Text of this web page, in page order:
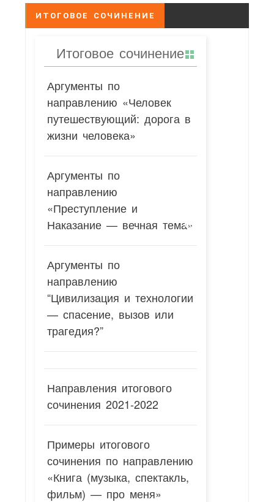
ИТОГОВОЕ СОЧИНЕНИЕ
Итоговое сочинение
Аргументы по
направлению «Человек
путешествующий: дорога в
жизни человека»
Аргументы по
направлению
«Преступление и
Наказание — вечная тема»
Аргументы по
направлению
“Цивилизация и технологии
— спасение, вызов или
трагедия?”
Направления итогового
сочинения 2021-2022
Примеры итогового
сочинения по направлению
«Книга (музыка, спектакль,
фильм) — про меня»